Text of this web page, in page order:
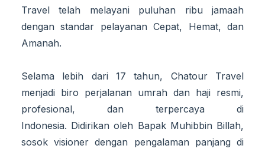
Travel telah melayani puluhan ribu jamaah
dengan standar pelayanan Cepat, Hemat, dan
Amanah.
Selama lebih dari 17 tahun, Chatour Travel
menjadi biro perjalanan umrah dan haji resmi,
profesional, dan terpercaya di
Indonesia. Didirikan oleh Bapak Muhibbin Billah,
sosok visioner dengan pengalaman panjang di